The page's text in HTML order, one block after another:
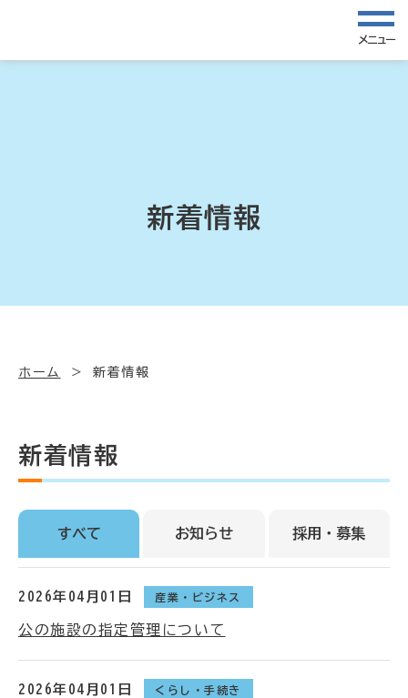
メニュー
新着情報
ホーム 新着情報
新着情報
すべて お知らせ 採用・募集
2026年04月01日 産業・ビジネス
公の施設の指定管理について
2026年04月01日 くらし・手続き